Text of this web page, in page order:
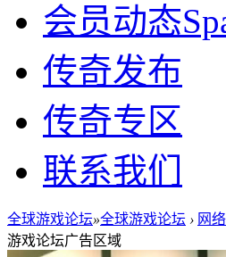
会员动态
传奇发布
传奇专区
联系我们
全球游戏论坛»全球游戏论坛 › 网
游戏论坛广告区域